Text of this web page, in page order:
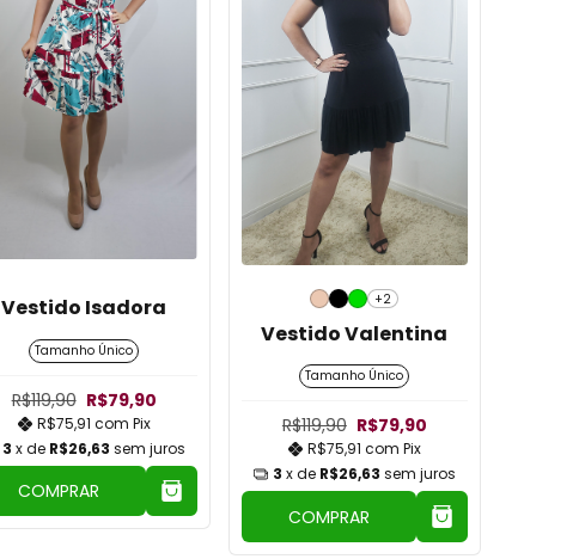
Vestido Isadora
Tamanho Único
R$119,90 R$79,90
R$75,91 com Pix
3 x de R$26,63 sem juros
COMPRAR
+2
Vestido Valentina
Tamanho Único
R$119,90 R$79,90
R$75,91 com Pix
3 x de R$26,63 sem juros
COMPRAR